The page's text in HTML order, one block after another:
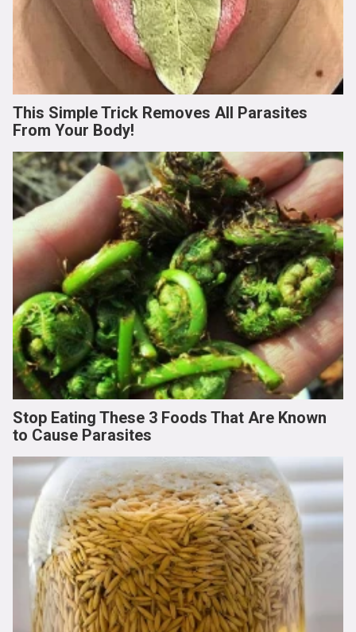
This Simple Trick Removes All Parasites
From Your Body!
Stop Eating These 3 Foods That Are Known
to Cause Parasites